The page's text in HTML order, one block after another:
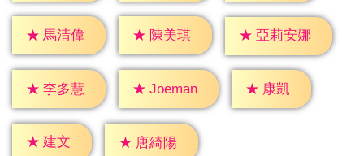
★ 馬清偉 ★ 陳美琪 ★ 亞莉安娜
★ 李多慧 ★ Joeman ★ 康凱
★ 建文 ★ 唐綺陽